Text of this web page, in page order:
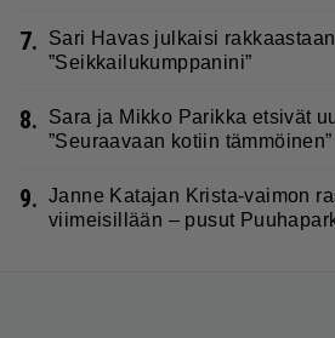
7.
Sari Havas julkaisi
”Seikkailukumppanini”
8.
Sara ja Mikko Parikka etsivät
”Seuraavaan kotiin tämmöinen”
9. Janne Katajan Krista-vaimon
viimeisillään – pusut